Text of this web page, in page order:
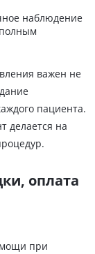
наблюдение
важен не
пациента.
делается на
оплата
при